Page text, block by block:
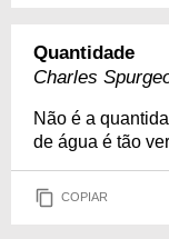
Quantidade
Charles
Não é a
de água é tão
COPIAR